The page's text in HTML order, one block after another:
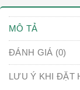
MÔ TẢ
ĐÁNH GIÁ (0)
LƯU Ý KHI ĐẶT